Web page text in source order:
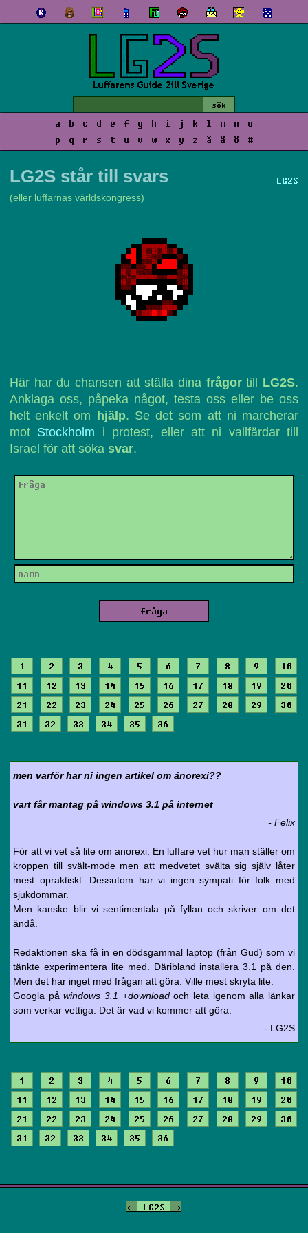
a b c d e f g h i j k l m n
o
p
q r s t u v w x y z å ä ö #
LG2S
LG2S står till svars
(eller luffarnas världskongress)
Här har du chansen att ställa dina frågortill LG2S.
Anklaga oss, påpeka något, testa oss eller be oss
helt enkelt om
hjälp. Se det som att ni marcherar
mot Stockholm i protest, eller att ni vallfärdar till
Israel för att söka svar.
1 2 3 4 5 6 7 8 9
10
11
12 13 14 15 16 17 18 19
20
21
22 23 24 25 26 27 28 29
30
31
32 33 34 35 36
men varför har ni ingen artikel om ánorexi??
vart får mantag på windows 3.1 på internet
- Felix
För att vi vet så lite om anorexi. En luffare vet hur man ställer om
kroppen till svält-mode men att medvetet svälta sig själv låter
mest opraktiskt. Dessutom har vi ingen sympati för folk med
sjukdommar.
Men kanske blir vi sentimentala på fyllan och skriver om det
ändå.
Redaktionen ska få in en dödsgammal laptop (från Gud) som vi
tänkte experimentera lite med. Däribland installera 3.1 på den.
Men det har inget med frågan att göra. Ville mest skryta lite.
Googla påwindows 3.1 +downloadoch leta igenom alla länkar
som verkar vettiga. Det är vad vi kommer att göra.
- LG2S
1 2 3 4 5 6 7 8 9
10
11
12 13 14 15 16 17 18 19
20
21
22 23 24 25 26 27 28 29
30
31
32 33 34 35 36
<- LG2S ->